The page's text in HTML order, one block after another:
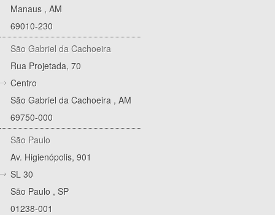
Manaus , AM
69010-230
São Gabriel da Cachoeira
Rua Projetada, 70
Centro
São Gabriel da Cachoeira , AM
69750-000
São Paulo
Av. Higienópolis, 901
SL 30
São Paulo , SP
01238-001